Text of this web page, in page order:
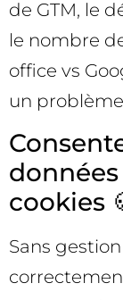
de GTM, le
le nombre
office vs
un
cookies
Sans